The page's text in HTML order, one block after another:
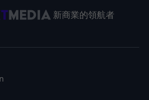
新商業的領航者